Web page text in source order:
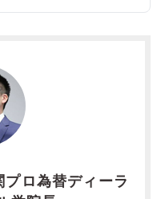
ロ為替ディーラ